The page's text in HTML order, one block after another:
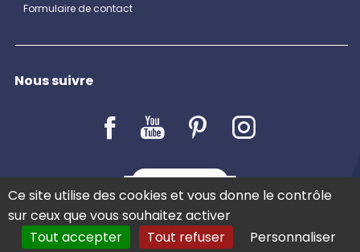
Formulaire de contact
Nous suivre
LE BLOG
Ce site utilise des cookies et vous donne le contrôle
sur ceux que vous souhaitez activer
Tout accepter
Tout refuser Personnaliser